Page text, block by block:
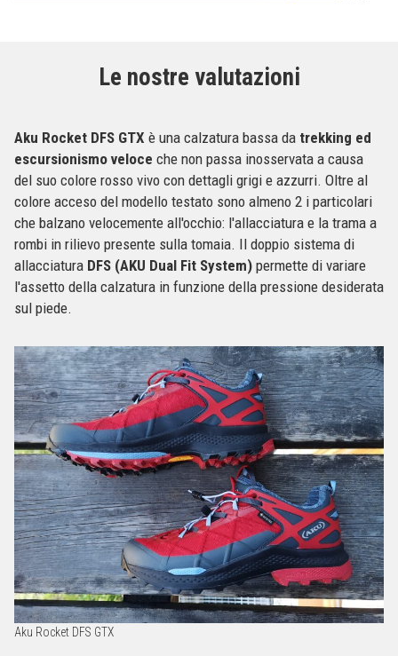
Le nostre valutazioni
Aku Rocket DFS GTX è una calzatura bassa da trekking ed
escursionismo veloce che non passa inosservata a causa
del suo colore rosso vivo con dettagli grigi e azzurri. Oltre al
colore acceso del modello testato sono almeno 2 i particolari
che balzano velocemente all'occhio: l'allacciatura e la trama a
rombi in rilievo presente sulla tomaia. Il doppio sistema di
allacciatura DFS (AKU Dual Fit System) permette di variare
l'assetto della calzatura in funzione della pressione desiderata
sul piede.
Aku Rocket DFS GTX